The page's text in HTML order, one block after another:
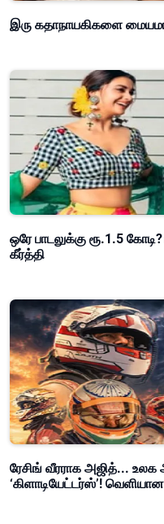
இரு கதாநாயகிகளை
ஒரே பாடலுக்கு ரூ.1.5
கீர்த்தி
ரேசிங் வீரராக அஜித்... உலக
‘கிளாடியேட்டர்ஸ்’!